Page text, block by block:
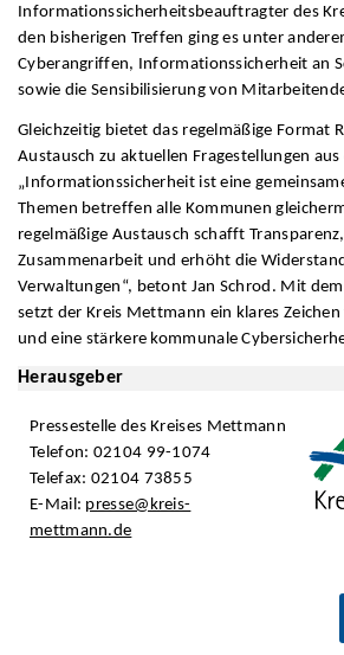
Informationssicherheitsbeauftragter des
den bisherigen Treffen ging es unter
Cyberangriffen, Informationssicherheit an
sowie die Sensibilisierung von
Gleichzeitig bietet das regelmäßige Format
Austausch zu aktuellen Fragestellungen
„Informationssicherheit ist eine
Themen betreffen alle Kommunen
regelmäßige Austausch schafft
Zusammenarbeit und erhöht die
Verwaltungen“, betont Jan Schrod. Mit
setzt der Kreis Mettmann ein klares
und eine stärkere kommunale
Herausgeber
Pressestelle des Kreises Mettmann
Telefon: 02104 99-1074
Telefax: 02104 73855
E-Mail: presse@kreis-
mettmann.de